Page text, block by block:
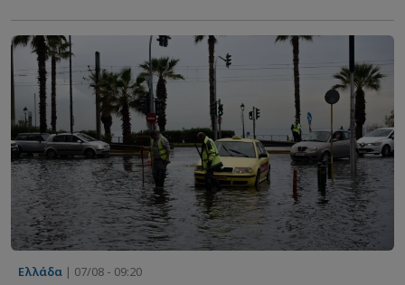
Ελλάδα | 07/08 - 09:20